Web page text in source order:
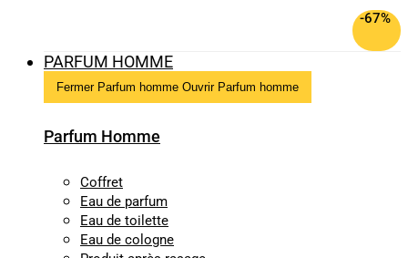
-67%
PARFUM HOMME
Fermer Parfum homme Ouvrir Parfum homme
Parfum Homme
Coffret
Eau de parfum
Eau de toilette
Eau de cologne